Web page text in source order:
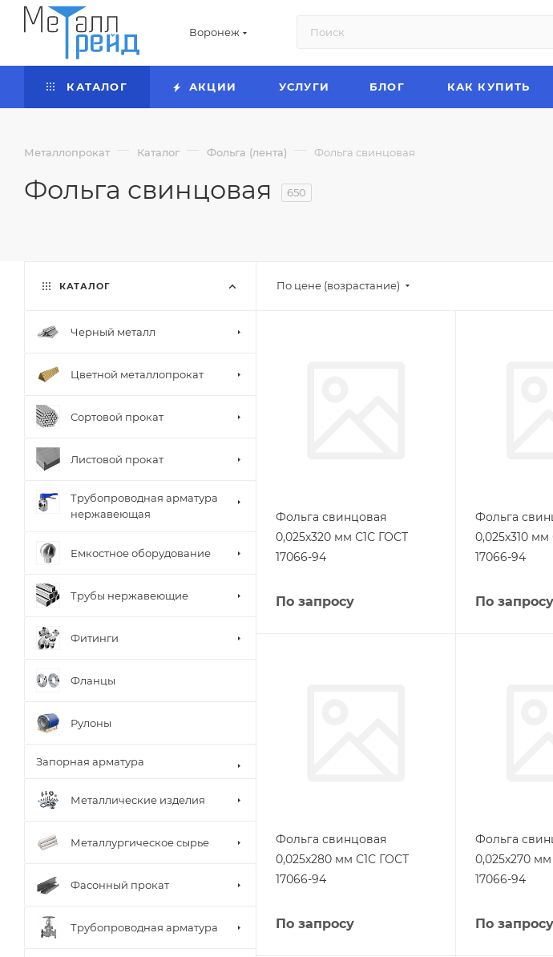
Воронеж
КАТАЛОГ АКЦИИ УСЛУГИ БЛОГ КАК КУПИТЬ
Металлопрокат — Каталог — Фольга (лента) — Фольга свинцовая
Фольга свинцовая 650
По цене (возрастание)
Фольга свинцовая
0,025х320 мм С1С ГОСТ
17066-94
По запросу
Фольга
0,025х310
17066-94
По запросу
Фольга свинцовая
0,025х280 мм С1С ГОСТ
17066-94
По запросу
Фольга
0,025х270
17066-94
По запросу
КАТАЛОГ
Черный металл
Цветной металлопрокат
Сортовой прокат
Листовой прокат
Трубопроводная арматура
нержавеющая
Емкостное оборудование
Трубы нержавеющие
Фитинги
Фланцы
Рулоны
Запорная арматура
Металлические изделия
Металлургическое сырье
Фасонный прокат
Трубопроводная арматура